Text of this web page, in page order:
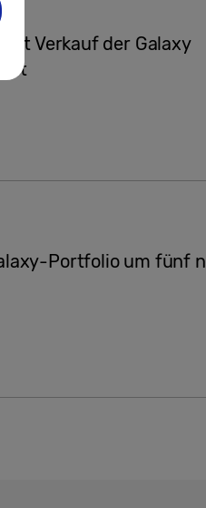
Verkauf der Galaxy
Portfolio um fünf